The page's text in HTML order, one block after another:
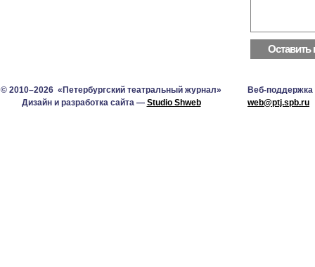
© 2010–2026 «Петербургский театральный журнал»
Дизайн и разработка сайта — Studio Shweb
Веб-поддержка
web@ptj.spb.ru